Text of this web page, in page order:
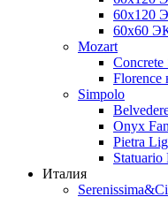
60х60
Mozart
Concrete
Florence
Simpolo
Onyx
Pietra
Statuario
Италия